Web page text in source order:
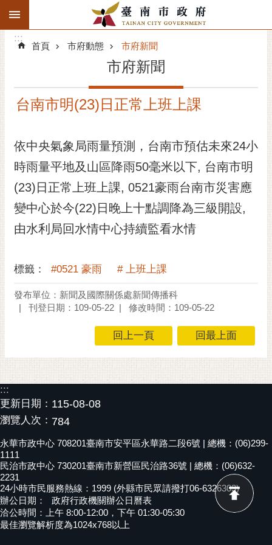
跳到主要內容區塊
搜
階
精彩府城
市府團隊
主題服務
市政資訊
黃
偉
哲
泉
桐
花
網
站
導
覽
訂
:::
:::
首頁 市府動態 市府新聞
市府新聞
台南市明(23)日正常上班上課
依中央氣象局雨量預測，台南市預估未來24小
時雨量平地及山區降雨50毫米以下, 台南市明
(23)日正常上班上課, 0521豪雨台南市災害應
變中心於今(22)日晚上十點調降為三級開設,
由水利局回水情中心持續監看水情
標籤： #0521 豪雨 # 上班上課
發布單位：新聞及國際關係處新聞傳播科
刊登日期：109-05-22
修改時間：109-05-22
回上一頁 回最上面
:::
更新日期： 115-08-08
瀏覽人次： 784
永華市政中心 708201臺南市安平區永華路二段6號 | 總機：(06)299-
1111
民治市政中心 730201臺南市新營區民治路36號 | 總機：(06)632-
2231
24小時市民服務熱線：1999 (外縣市民眾請撥打06-6326303)
辦公日期：
政府行政機關辦公日曆表
洽公時間：上午 8:00-12:00，下午 01:30-05:30
最佳瀏覽解析度為1024x768以上